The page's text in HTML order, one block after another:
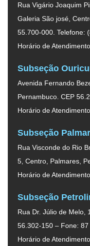
Rua Vigário Joaquim
Galeria São josé,
55.700-000. Telefone:
Horário de
Subseção
Avenida Fernando
Pernambuco. CEP
Horário de
Subseção
Rua Visconde do Rio
5, Centro, Palmares,
Horário de
Subseção
Rua Dr. Júlio de Melo,
56.302-150 – Fone: 87
Horário de